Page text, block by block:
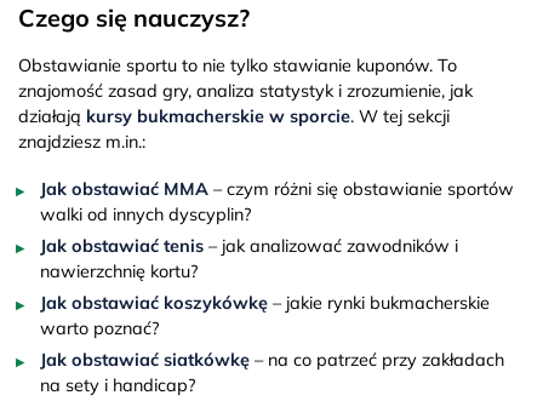
Czego się nauczysz?
Obstawianie sportu to nie tylko stawianie kuponów. To
znajomość zasad gry, analiza statystyk i zrozumienie, jak
działają kursy bukmacherskie w sporcie. W tej sekcji
znajdziesz m.in.:
Jak obstawiać MMA – czym różni się obstawianie sportów
walki od innych dyscyplin?
Jak obstawiać tenis – jak analizować zawodników i
nawierzchnię kortu?
Jak obstawiać koszykówkę – jakie rynki bukmacherskie
warto poznać?
Jak obstawiać siatkówkę – na co patrzeć przy zakładach
na sety i handicap?